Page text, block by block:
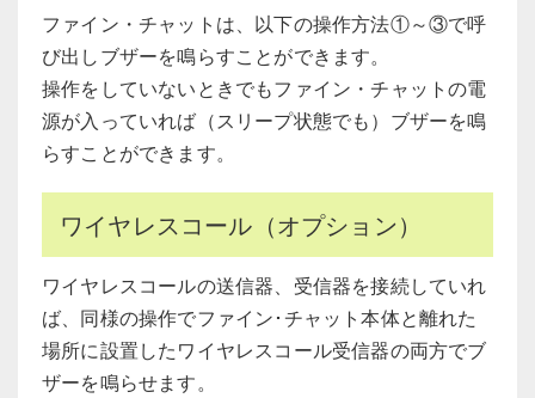
ファイン・チャットは、以下の操作方法①～③で呼
び出しブザーを鳴らすことができます。
操作をしていないときでもファイン・チャットの電
源が入っていれば（スリープ状態でも）ブザーを鳴
らすことができます。
ワイヤレスコール（オプション）
ワイヤレスコールの送信器、受信器を接続していれ
ば、同様の操作でファイン･チャット本体と離れた
場所に設置したワイヤレスコール受信器の両方でブ
ザーを鳴らせます。